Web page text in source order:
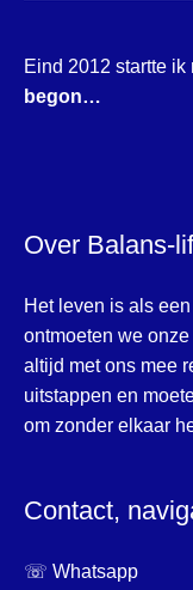
Eind 2012 startte
begon…
Over Balans-
Het leven is als
ontmoeten we
altijd met ons mee
uitstappen en
om zonder elkaar
Contact,
☏ Whatsapp